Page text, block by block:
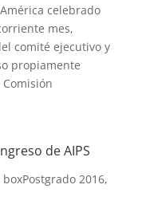
celebrado
mes,
comité ejecutivo y
propiamente
de AIPS
boxPostgrado 2016,